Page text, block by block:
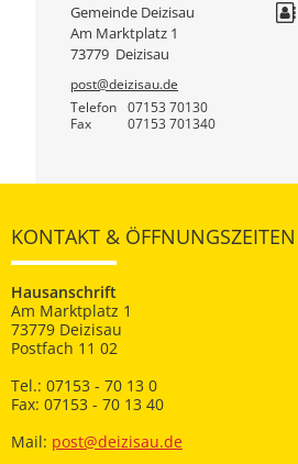
Gemeinde Deizisau
Am Marktplatz 1
73779 Deizisau
post@deizisau.de
Telefon
07153 70130
Fax 07153 701340
KONTAKT & ÖFFNUNGSZEITEN
Hausanschrift
Am Marktplatz 1
73779 Deizisau
Postfach 11 02
Tel.: 07153 - 70 13 0
Fax: 07153 - 70 13 40
Mail: post@deizisau.de